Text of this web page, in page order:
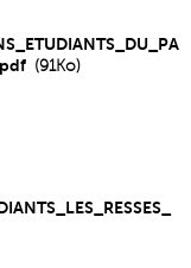
(91Ko)